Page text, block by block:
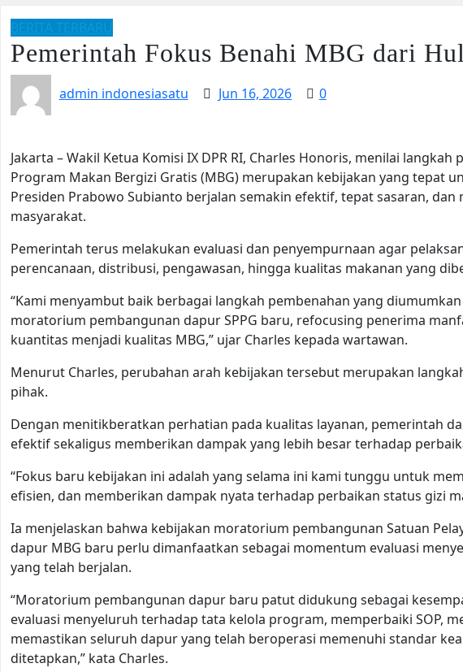
Pemerintah Fokus Benahi MBG dari
admin indonesiasatu Jun 16, 2026 0
Jakarta – Wakil Ketua Komisi IX DPR RI, Charles Honoris, menilai
Program Makan Bergizi Gratis (MBG) merupakan kebijakan yang tepat
Presiden Prabowo Subianto berjalan semakin efektif, tepat sasaran,
masyarakat.
Pemerintah terus melakukan evaluasi dan penyempurnaan agar
perencanaan, distribusi, pengawasan, hingga kualitas makanan yang
“Kami menyambut baik berbagai langkah pembenahan yang
moratorium pembangunan dapur SPPG baru, refocusing penerima
kuantitas menjadi kualitas MBG,” ujar Charles kepada wartawan.
Menurut Charles, perubahan arah kebijakan tersebut merupakan
pihak.
Dengan menitikberatkan perhatian pada kualitas layanan, pemerintah
efektif sekaligus memberikan dampak yang lebih besar terhadap
“Fokus baru kebijakan ini adalah yang selama ini kami tunggu untuk
efisien, dan memberikan dampak nyata terhadap perbaikan status gizi
Ia menjelaskan bahwa kebijakan moratorium pembangunan Satuan
dapur MBG baru perlu dimanfaatkan sebagai momentum evaluasi
yang telah berjalan.
“Moratorium pembangunan dapur baru patut didukung sebagai
evaluasi menyeluruh terhadap tata kelola program, memperbaiki SOP,
memastikan seluruh dapur yang telah beroperasi memenuhi standar
ditetapkan,” kata Charles.